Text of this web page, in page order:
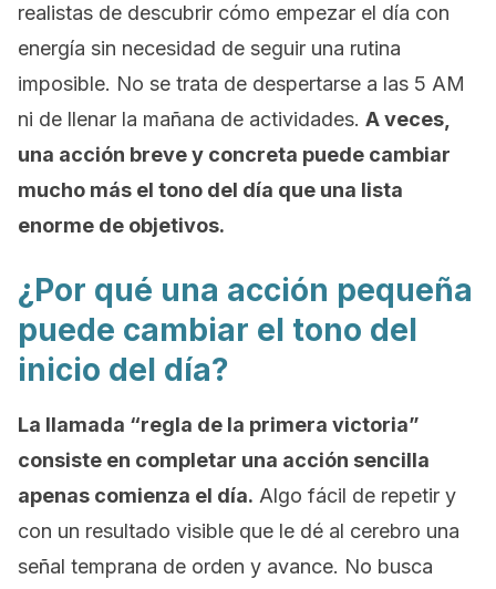
realistas de descubrir cómo empezar el día con
energía sin necesidad de seguir una rutina
imposible. No se trata de despertarse a las 5 AM
ni de llenar la mañana de actividades. A veces,
una acción breve y concreta puede cambiar
mucho más el tono del día que una lista
enorme de objetivos.
¿Por qué una acción pequeña
puede cambiar el tono del
inicio del día?
La llamada “regla de la primera victoria”
consiste en completar una acción sencilla
apenas comienza el día. Algo fácil de repetir y
con un resultado visible que le dé al cerebro una
señal temprana de orden y avance. No busca